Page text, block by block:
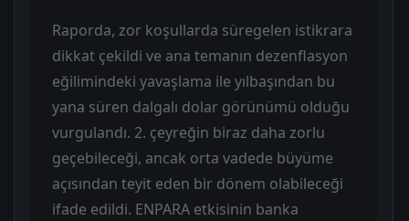
Raporda, zor koşullarda süregelen istikrara
dikkat çekildi ve ana temanın dezenflasyon
eğilimindeki yavaşlama ile yılbaşından bu
yana süren dalgalı dolar görünümü olduğu
vurgulandı. 2. çeyreğin biraz daha zorlu
geçebileceği, ancak orta vadede büyüme
açısından teyit eden bir dönem olabileceği
ifade edildi. ENPARA etkisinin banka